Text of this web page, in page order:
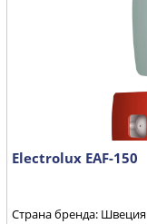
Electrolux EAF-150
Страна бренда: Швеция